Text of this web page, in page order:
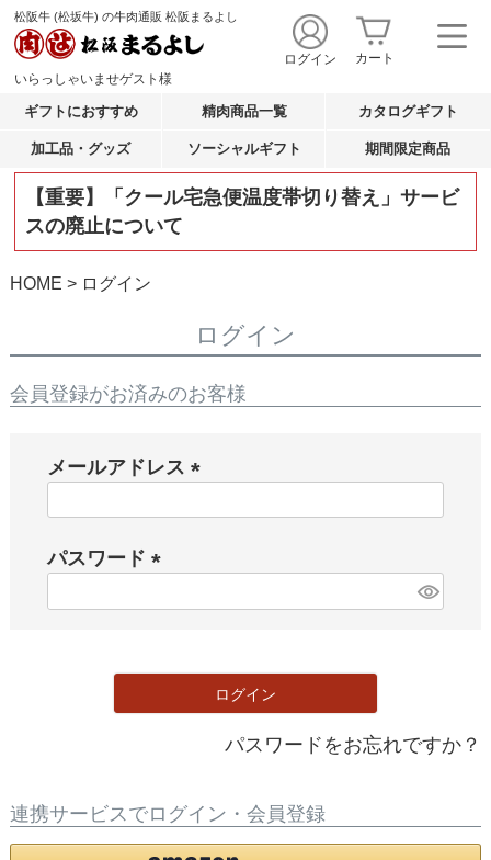
松阪牛 (松坂牛) の牛肉通販 松阪まるよし
いらっしゃいませゲスト様
ログイン カート
ギフトにおすすめ 精肉商品一覧 カタログギフト
加工品・グッズ ソーシャルギフト 期間限定商品
【重要】「クール宅急便温度帯切り替え」サービ
スの廃止について
HOME ログイン
ログイン
会員登録がお済みのお客様
メールアドレス
パスワード
)
ログイン
パスワードをお忘れですか？
連携サービスでログイン・会員登録